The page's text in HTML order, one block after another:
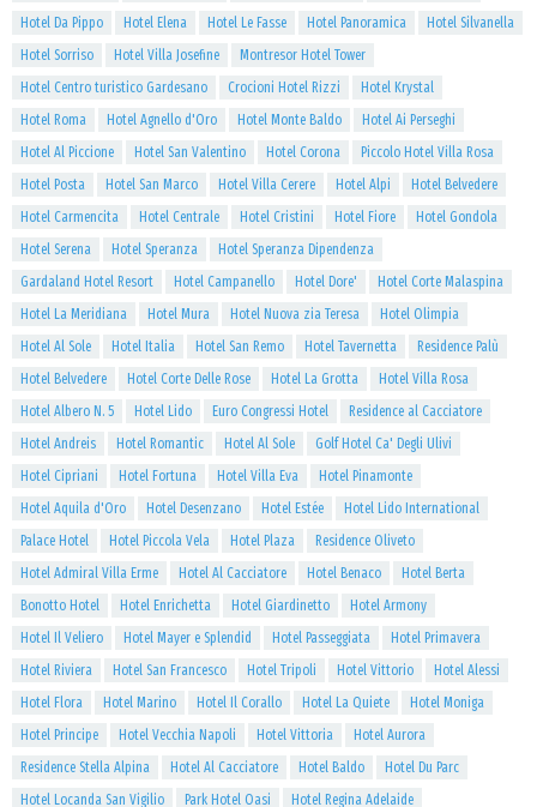
Hotel Da Pippo
Hotel Elena Hotel Le Fasse Hotel Panoramica
Hotel Silvanella
Hotel Sorriso
Hotel Villa Josefine
Montresor Hotel Tower
Hotel Centro turistico Gardesano
Crocioni Hotel Rizzi
Hotel Krystal
Hotel Roma
Hotel Agnello d'Oro Hotel Monte Baldo
Hotel Ai Perseghi
Hotel Al Piccione
Hotel San Valentino Hotel Corona
Piccolo Hotel Villa Rosa
Hotel Posta
Hotel San Marco Hotel Villa Cerere Hotel Alpi
Hotel Belvedere
Hotel Carmencita
Hotel Centrale Hotel Cristini Hotel Fiore
Hotel Gondola
Hotel Serena
Hotel Speranza
Hotel Speranza Dipendenza
Gardaland Hotel Resort
Hotel Campanello Hotel Dore'
Hotel Corte Malaspina
Hotel La Meridiana
Hotel Mura Hotel Nuova zia Teresa
Hotel Olimpia
Hotel Al Sole
Hotel Italia Hotel San Remo Hotel Tavernetta
Residence Palù
Hotel Belvedere
Hotel Corte Delle Rose Hotel La Grotta
Hotel Villa Rosa
Hotel Albero N. 5
Hotel Lido Euro Congressi Hotel
Residence al Cacciatore
Hotel Andreis
Hotel Romantic Hotel Al Sole
Golf Hotel Ca' Degli Ulivi
Hotel Cipriani
Hotel Fortuna Hotel Villa Eva
Hotel Pinamonte
Hotel Aquila d'Oro
Hotel Desenzano Hotel Estée
Hotel Lido International
Palace Hotel
Hotel Piccola Vela Hotel Plaza
Residence Oliveto
Hotel Admiral Villa Erme
Hotel Al Cacciatore Hotel Benaco
Hotel Berta
Bonotto Hotel
Hotel Enrichetta Hotel Giardinetto
Hotel Armony
Hotel Il Veliero
Hotel Mayer e Splendid Hotel Passeggiata
Hotel Primavera
Hotel Riviera
Hotel San Francesco Hotel Tripoli Hotel Vittorio
Hotel Alessi
Hotel Flora
Hotel Marino Hotel Il Corallo Hotel La Quiete
Hotel Moniga
Hotel Principe
Hotel Vecchia Napoli Hotel Vittoria
Hotel Aurora
Residence Stella Alpina
Hotel Al Cacciatore Hotel Baldo
Hotel Du Parc
Hotel Locanda San Vigilio
Park Hotel Oasi Hotel Regina Adelaide